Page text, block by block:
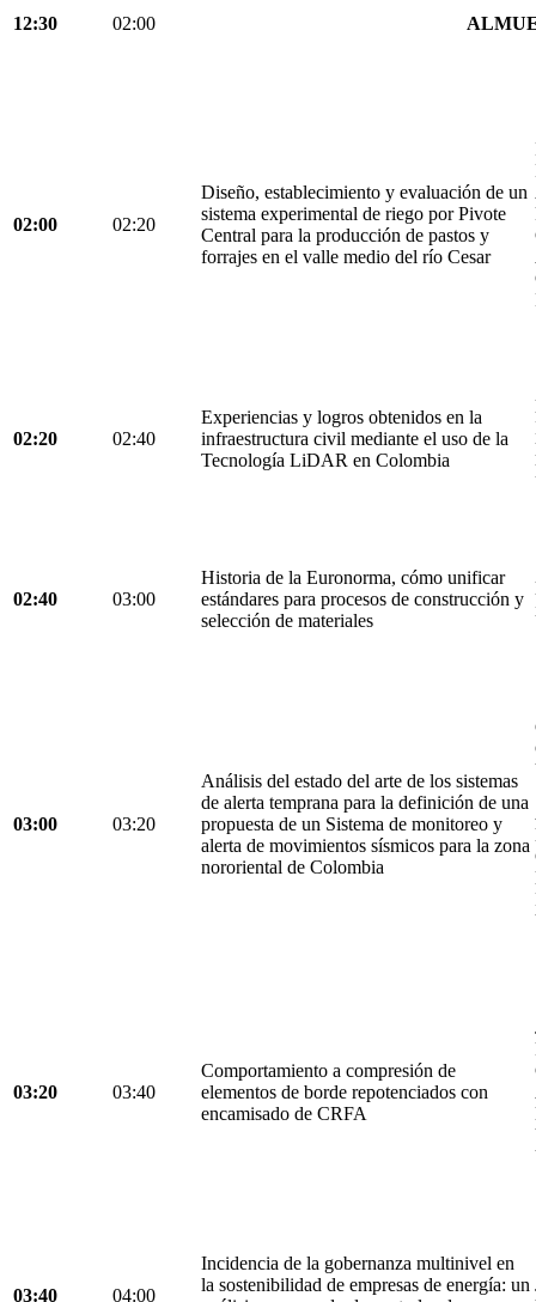
12:30 02:00
02:00 02:20
Diseño, establecimiento y evaluación de un
sistema experimental de riego por Pivote
Central para la producción de pastos y
forrajes en el valle medio del río Cesar
02:20 02:40
Experiencias y logros obtenidos en la
infraestructura civil mediante el uso de la
Tecnología LiDAR en Colombia
02:40 03:00
Historia de la Euronorma, cómo unificar
estándares para procesos de construcción y
selección de materiales
03:00 03:20
Análisis del estado del arte de los sistemas
de alerta temprana para la definición de una
propuesta de un Sistema de monitoreo y
alerta de movimientos sísmicos para la zona
nororiental de Colombia
03:20 03:40
Comportamiento a compresión de
elementos de borde repotenciados con
encamisado de CRFA
03:40 04:00
Incidencia de la gobernanza multinivel en
la sostenibilidad de empresas de energía: un